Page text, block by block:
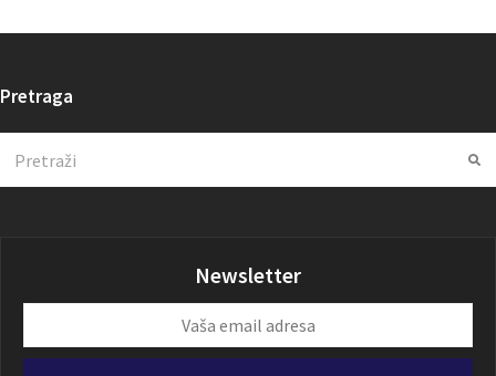
Pretraga
Newsletter
email